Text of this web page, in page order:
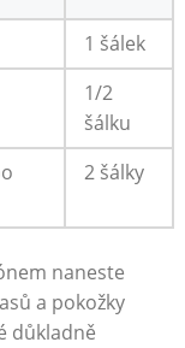
1 šálek
1/2
šálku
2 šálky
naneste⁤
a ⁤pokožky
důkladně